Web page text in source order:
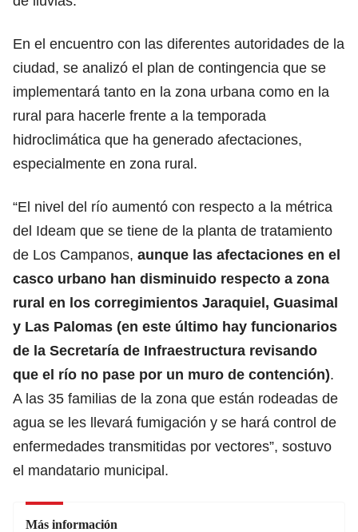
En el encuentro con las diferentes autoridades de la
ciudad, se analizó el plan de contingencia que se
implementará tanto en la zona urbana como en la
rural para hacerle frente a la temporada
hidroclimática que ha generado afectaciones,
especialmente en zona rural.
“El nivel del río aumentó con respecto a la métrica
del Ideam que se tiene de la planta de tratamiento
de Los Campanos, aunque las afectaciones en el
casco urbano han disminuido respecto a zona
rural en los corregimientos Jaraquiel, Guasimal
y Las Palomas (en este último hay funcionarios
de la Secretaría de Infraestructura revisando
que el río no pase por un muro de contención).
A las 35 familias de la zona que están rodeadas de
agua se les llevará fumigación y se hará control de
enfermedades transmitidas por vectores”, sostuvo
el mandatario municipal.
Más información